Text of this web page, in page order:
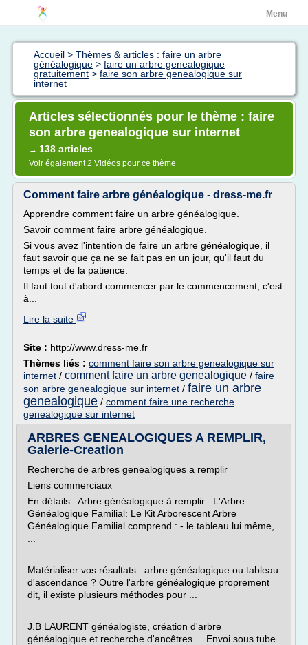
Menu
Accueil > Thèmes & articles : faire un arbre
généalogique > faire un arbre genealogique
gratuitement > faire son arbre genealogique sur
internet
Articles sélectionnés pour le thème : faire
son arbre genealogique sur internet
→ 138 articles
Voir également2 Vidéos pour ce thème
Comment faire arbre généalogique - dress-me.fr
Apprendre comment faire un arbre généalogique.
Savoir comment faire arbre généalogique.
Si vous avez l'intention de faire un arbre généalogique, il
faut savoir que ça ne se fait pas en un jour, qu'il faut du
temps et de la patience.
Il faut tout d'abord commencer par le commencement, c'est
à...
Lire la suite
Site : http://www.dress-me.fr
Thèmes liés : comment faire son arbre genealogique sur
internet / comment faire un arbre genealogique / faire
son arbre genealogique sur internet / faire un arbre
genealogique / comment faire une recherche
genealogique sur internet
ARBRES GENEALOGIQUES A REMPLIR,
Galerie-Creation
Recherche de arbres genealogiques a remplir
Liens commerciaux
En détails : Arbre généalogique à remplir : L'Arbre
Généalogique Familial: Le Kit Arborescent Arbre
Généalogique Familial comprend : - le tableau lui même,
Matérialiser vos résultats : arbre généalogique ou tableau
d'ascendance ? Outre l'arbre généalogique proprement
dit, il existe plusieurs méthodes pour ...
J.B LAURENT généalogiste, création d'arbre
généalogique et recherche d'ancêtres ... Envoi sous tube